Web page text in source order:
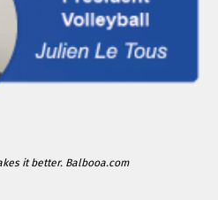
it better. Balbooa.com